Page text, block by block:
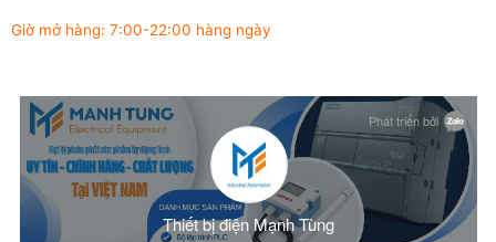
Giờ mở hàng: 7:00-22:00 hàng ngày